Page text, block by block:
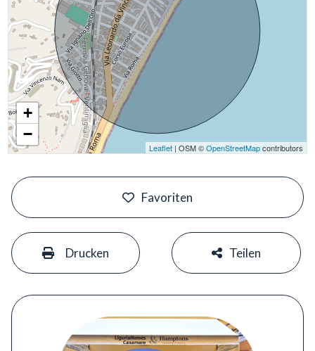
+
−
Leaflet| OSM ©OpenStreetMapcontributors
Favoriten
Drucken Teilen